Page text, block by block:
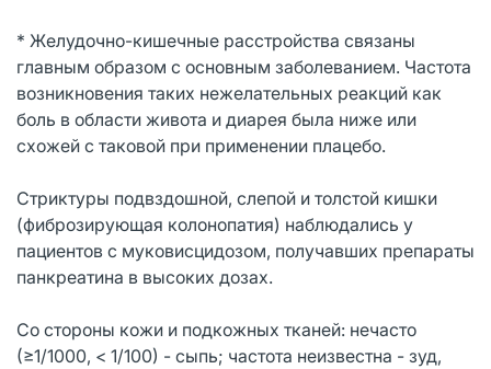
* Желудочно-кишечные расстройства связаны
главным образом с основным заболеванием. Частота
возникновения таких нежелательных реакций как
боль в области живота и диарея была ниже или
схожей с таковой при применении плацебо.
Стриктуры подвздошной, слепой и толстой кишки
(фиброзирующая колонопатия) наблюдались у
пациентов с муковисцидозом, получавших препараты
панкреатина в высоких дозах.
Со стороны кожи и подкожных тканей: нечасто
(≥1/1000, < 1/100) - сыпь; частота неизвестна - зуд,